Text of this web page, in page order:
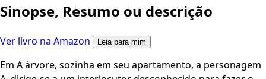
Sinopse, Resumo ou descrição
Ver livro na Amazon Leia para mim
Em A árvore, sozinha em seu apartamento, a personagem